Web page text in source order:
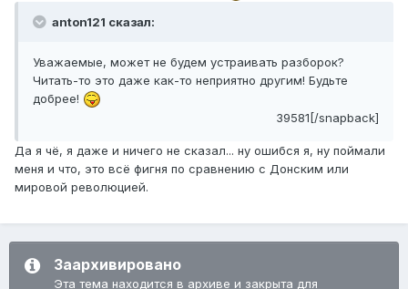
anton121 сказал:
Уважаемые, может не будем устраивать разборок?
Читать-то это даже как-то неприятно другим! Будьте
добрее!
39581[/snapback]
Да я чё, я даже и ничего не сказал... ну ошибся я, ну поймали
меня и что, это всё фигня по сравнению с Донским или
мировой революцией.
Заархивировано
Эта тема находится в архиве и закрыта для